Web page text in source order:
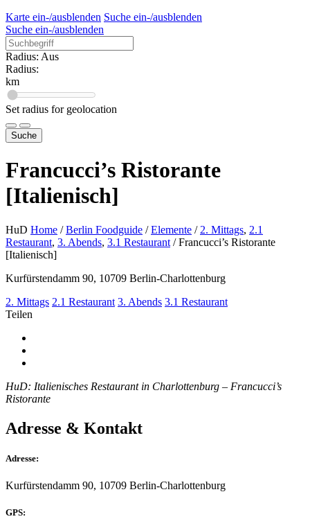
Karte ein-/ausblenden Suche ein-/ausblenden
Suche ein-/ausblenden
Radius: Aus
Radius:
km
Set radius for geolocation
Suche
Francucci’s Ristorante
[Italienisch]
HuD Home / Berlin Foodguide / Elemente / 2. Mittags, 2.1
Restaurant, 3. Abends, 3.1 Restaurant / Francucci’s Ristorante
[Italienisch]
Kurfürstendamm 90, 10709 Berlin-Charlottenburg
2. Mittags 2.1 Restaurant 3. Abends 3.1 Restaurant
Teilen
HuD: Italienisches Restaurant in Charlottenburg – Francucci’s
Ristorante
Adresse & Kontakt
Adresse:
Kurfürstendamm 90, 10709 Berlin-Charlottenburg
GPS: